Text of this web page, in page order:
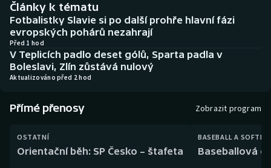
Biatlon
Boby a skeleton
Box
Curling
Dostihy
Aplikace ČT sport
AZ kvíz
Články k tématu
Fotbalistky Slavie si po další prohře hlavní fázi
evropských pohárů nezahrají
Před 1 hod
V Teplicích padlo deset gólů, Sparta padla v
Boleslavi, Zlín zůstává nulový
Aktualizováno před 2 hod
Přímé přenosy Zobrazit program
OSTATNÍ
Orientační běh: SP Česko – štafeta
BASEBALL A
Baseballová